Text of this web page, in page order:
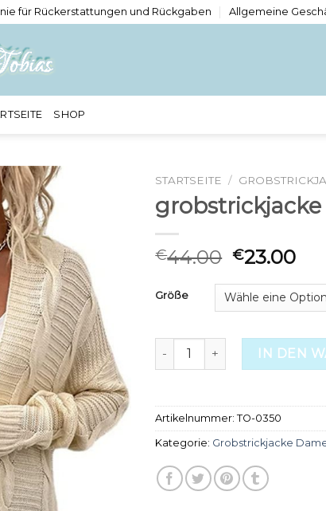
für Rückerstattungen und Rückgaben Allgemeine
SHOP
STARTSEITE /
€44.00 €23.00
Größe
grobstrickjacke damenIN DEN
Artikelnummer:TO-0350
Kategorie: Grobstrickjacke